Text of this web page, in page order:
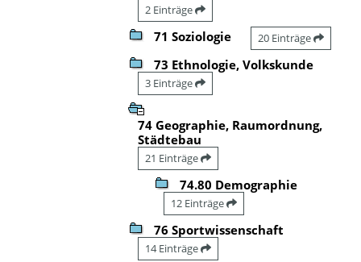
2 Einträge
71 Soziologie 20 Einträge
73 Ethnologie, Volkskunde
3 Einträge
74 Geographie, Raumordnung,
Städtebau
21 Einträge
74.80 Demographie
12 Einträge
76 Sportwissenschaft
14 Einträge